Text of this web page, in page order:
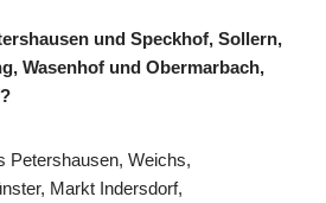
und Speckhof, Sollern,
Wasenhof und Obermarbach,
Petershausen, Weichs,
Markt Indersdorf,